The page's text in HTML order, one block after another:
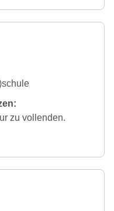
zu vollenden.